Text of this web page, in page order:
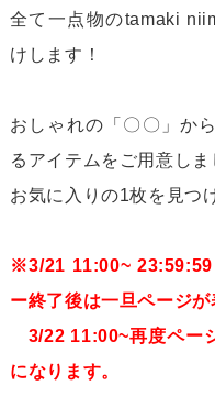
全て一点物のtamaki
けします！
おしゃれの「〇〇」か
るアイテムをご用意しま
お気に入りの1枚を見つ
※3/21 11:00~ 23:59:59
ー終了後は一旦ページが
3/22 11:00~再度ペー
になります。